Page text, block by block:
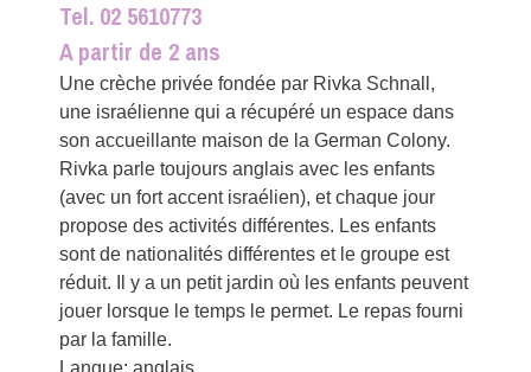
Tel. 02 5610773
A partir de 2 ans
Une crèche privée fondée par Rivka Schnall,
une israélienne qui a récupéré un espace dans
son accueillante maison de la German Colony.
Rivka parle toujours anglais avec les enfants
(avec un fort accent israélien), et chaque jour
propose des activités différentes. Les enfants
sont de nationalités différentes et le groupe est
réduit. Il y a un petit jardin où les enfants peuvent
jouer lorsque le temps le permet. Le repas fourni
par la famille.
Langue: anglais